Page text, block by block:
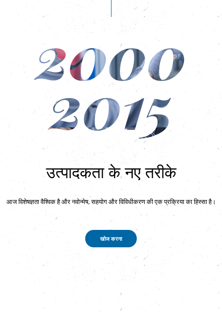
2000
2015
उत्पादकता के नए तरीके
आज विशेषज्ञता वैश्विक है और नवोन्मेष, सहयोग और विविधीकरण की एक प्रक्रिया का हिस्सा है।
खोज करना